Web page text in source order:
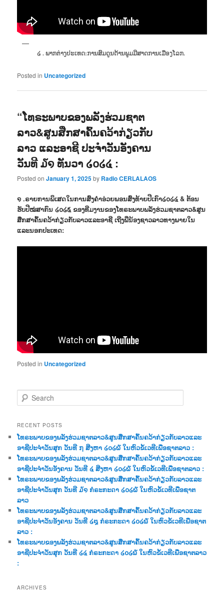
໒ . ພາກຕ່າງປະເທດ:ການສົມດູນດ້ານພູມມີສາດການເມືອງໂລກ.
Posted in Uncategorized
“ໂທຣະພາບຂອງພລັງຮ່ວມຊາຕ
ລາວ&ສູນສືກສາຄົ້ນຄວ້າກ່ຽວກັບ
ລາວ ແລະອາຊີ ປະຈຳວັນອັງຄານ
ວັນທີ ໓໑ ທັນວາ ໒໐໒໔ :
Posted onJanuary 1, 2025by Radio CERLALAOS
໑ .ຣາຍການພິເສດໃນການສົ່ງຄຳອ່ວຍພອນສົ່ງທ້າຍປີເກົາ໒໐໒໔ & ຕ້ອນ
ຮັບປີໝ່ສາກົນ ໒໐໒໕ ຂອງທີມງານຂອງໂທຣະພາບພລັງຮ່ວມຊາຕລາວ&ສູນ
ສືກສາຄົ້ນຄວ້າກ່ຽວກັບລາວແລະອາຊີ ເຖີງພີ່ນ້ອງຊາວລາວທາງພາຍໃນ
ແລະນອກປະເທດ:
Posted in Uncategorized
e
r
c
h
RECENT POSTS
ໂທຣະພາບຂອງພລັງຮ່ວມຊາຕລາວ&ສູນສືກສາຄົ້ນຄວ້າກ່ຽວກັບລາວແລະ
ອາຊີປະຈຳວັນສຸກ ວັນທີ ໗ ສີງຫາ ໒໐໒໖ ໃນຫົວຂໍ້ເວທີເພື່ອຊາຕລາວ :
ໂທຣະພາບຂອງພລັງຮ່ວມຊາຕລາວ&ສູນສືກສາຄົ້ນຄວ້າກ່ຽວກັບລາວແລະ
ອາຊີປະຈຳວັນອັງຄານ ວັນທີ ໔ ສີງຫາ ໒໐໒໖ ໃນຫົວຂໍ້ເວທີເພື່ອຊາຕລາວ :
ໂທຣະພາບຂອງພລັງຮ່ວມຊາຕລາວ&ສູນສືກສາຄົ້ນຄວ້າກ່ຽວກັບລາວແລະ
ອາຊີປະຈຳວັນສຸກ ວັນທີ ໓໑ ກໍຣະກະດາ ໒໐໒໖ ໃນຫົວຂໍ້ເວທີເພື່ອຊາຕ
ລາວ
ໂທຣະພາບຂອງພລັງຮ່ວມຊາຕລາວ&ສູນສືກສາຄົ້ນຄວ້າກ່ຽວກັບລາວແລະ
ອາຊີປະຈຳວັນອັງຄານ ວັນທີ ໒໘ ກໍຣະກະດາ ໒໐໒໖ ໃນຫົວຂໍ້ເວທີເພື່ອຊາຕ
ລາວ :
ໂທຣະພາບຂອງພລັງຮ່ວມຊາຕລາວ&ສູນສືກສາຄົ້ນຄວ້າກ່ຽວກັບລາວແລະ
ອາຊີປະຈຳວັນສຸກ ວັນທີ ໒໔ ກໍຣະກະດາ ໒໐໒໖ ໃນຫົວຂໍ້ເວທີເພື່ອຊາຕລາວ
:
ARCHIVES